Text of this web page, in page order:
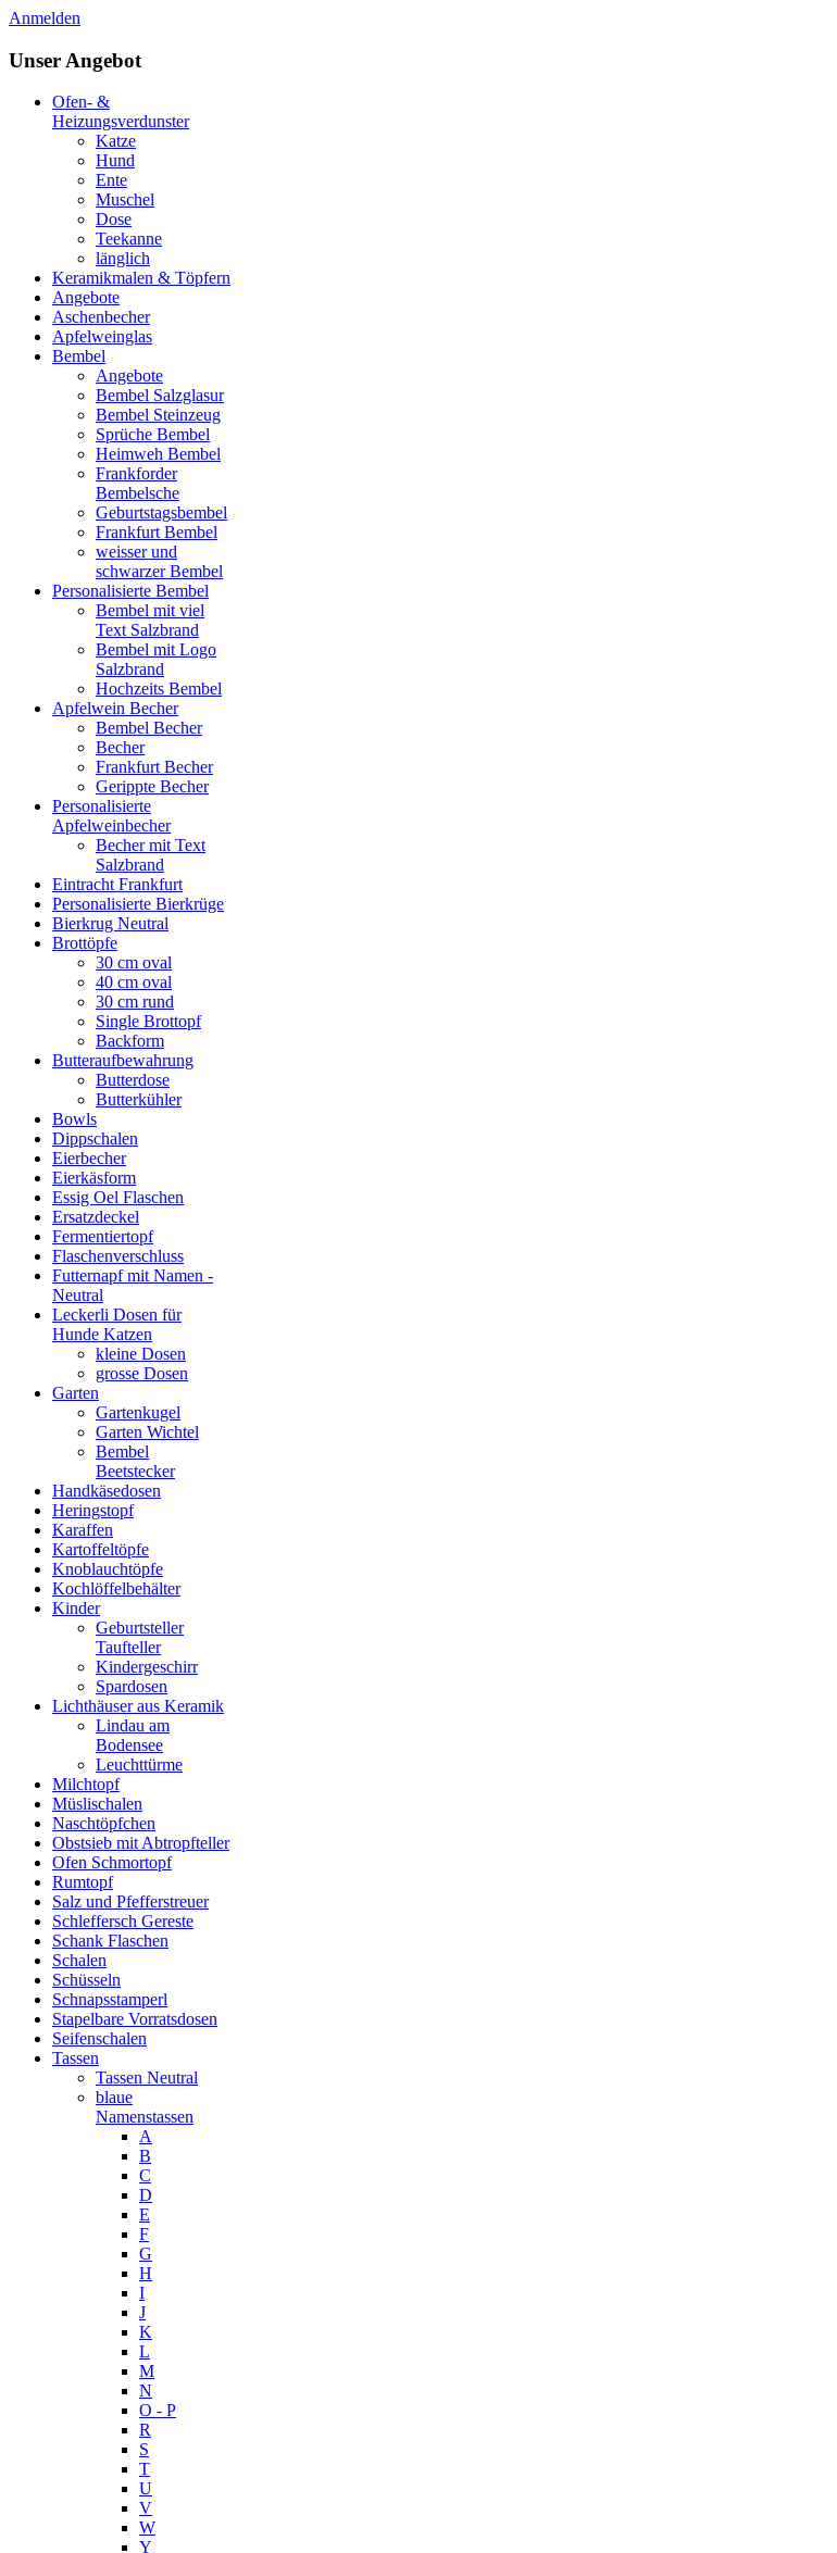
Anmelden
Unser Angebot
Ofen- &
Heizungsverdunster
Katze
Hund
Ente
Muschel
Dose
Teekanne
länglich
Keramikmalen & Töpfern
Angebote
Aschenbecher
Apfelweinglas
Bembel
Angebote
Bembel Salzglasur
Bembel Steinzeug
Sprüche Bembel
Heimweh Bembel
Frankforder
Bembelsche
Geburtstagsbembel
Frankfurt Bembel
weisser und
schwarzer Bembel
Personalisierte Bembel
Bembel mit viel
Text Salzbrand
Bembel mit Logo
Salzbrand
Hochzeits Bembel
Apfelwein Becher
Bembel Becher
Becher
Frankfurt Becher
Gerippte Becher
Personalisierte
Apfelweinbecher
Becher mit Text
Salzbrand
Eintracht Frankfurt
Personalisierte Bierkrüge
Bierkrug Neutral
Brottöpfe
30 cm oval
40 cm oval
30 cm rund
Single Brottopf
Backform
Butteraufbewahrung
Butterdose
Butterkühler
Bowls
Dippschalen
Eierbecher
Eierkäsform
Essig Oel Flaschen
Ersatzdeckel
Fermentiertopf
Flaschenverschluss
Futternapf mit Namen -
Neutral
Leckerli Dosen für
Hunde Katzen
kleine Dosen
grosse Dosen
Garten
Gartenkugel
Garten Wichtel
Bembel
Beetstecker
Handkäsedosen
Heringstopf
Karaffen
Kartoffeltöpfe
Knoblauchtöpfe
Kochlöffelbehälter
Kinder
Geburtsteller
Taufteller
Kindergeschirr
Spardosen
Lichthäuser aus Keramik
Lindau am
Bodensee
Leuchttürme
Milchtopf
Müslischalen
Naschtöpfchen
Obstsieb mit Abtropfteller
Ofen Schmortopf
Rumtopf
Salz und Pfefferstreuer
Schleffersch Gereste
Schank Flaschen
Schalen
Schüsseln
Schnapsstamperl
Stapelbare Vorratsdosen
Seifenschalen
Tassen
Tassen Neutral
blaue
Namenstassen
A
B
C
D
E
F
G
H
I
J
K
L
M
N
O - P
R
S
T
U
V
W
Y